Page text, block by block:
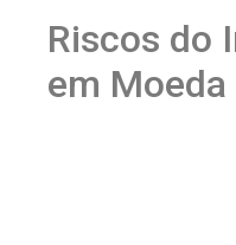
Riscos do
em